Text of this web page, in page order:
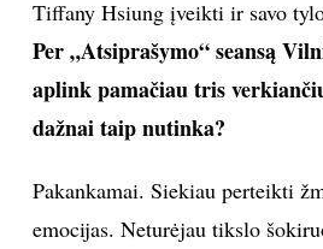
Tiffany Hsiung įveikti ir savo
Per „Atsiprašymo“ seansą
aplink pamačiau tris
dažnai taip nutinka?
Pakankamai. Siekiau perteikti
emocijas. Neturėjau tikslo